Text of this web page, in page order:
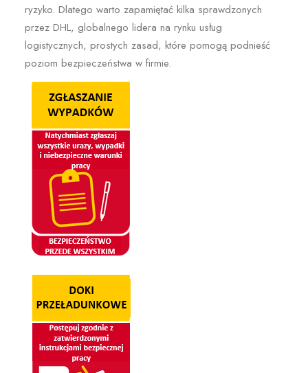
ryzyko. Dlatego warto zapamiętać kilka sprawdzonych
przez DHL, globalnego lidera na rynku usług
logistycznych, prostych zasad, które pomogą podnieść
poziom bezpieczeństwa w firmie.